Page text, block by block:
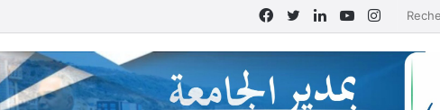
YouTube
Linkedin
Twitter
Facebook